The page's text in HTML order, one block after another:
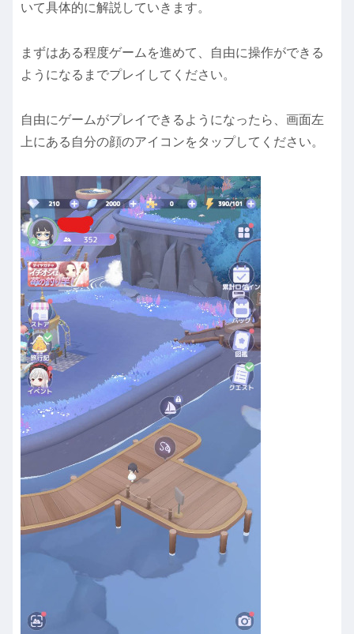
いて具体的に解説していきます。
まずはある程度ゲームを進めて、自由に操作ができる
ようになるまでプレイしてください。
自由にゲームがプレイできるようになったら、画面左
上にある自分の顔のアイコンをタップしてください。